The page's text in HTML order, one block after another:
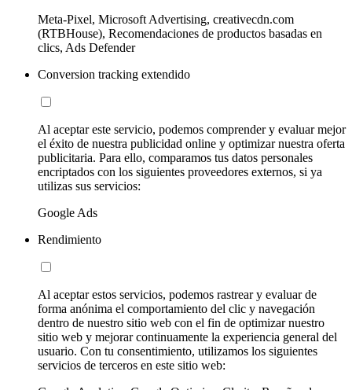
Meta-Pixel, Microsoft Advertising, creativecdn.com
(RTBHouse), Recomendaciones de productos basadas en
clics, Ads Defender
Conversion tracking extendido
Al aceptar este servicio, podemos comprender y evaluar mejor
el éxito de nuestra publicidad online y optimizar nuestra oferta
publicitaria. Para ello, comparamos tus datos personales
encriptados con los siguientes proveedores externos, si ya
utilizas sus servicios:
Google Ads
Rendimiento
Al aceptar estos servicios, podemos rastrear y evaluar de
forma anónima el comportamiento del clic y navegación
dentro de nuestro sitio web con el fin de optimizar nuestro
sitio web y mejorar continuamente la experiencia general del
usuario. Con tu consentimiento, utilizamos los siguientes
servicios de terceros en este sitio web: